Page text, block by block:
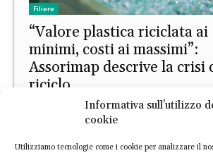
Informativa sull'utilizzo
cookie
Utilizziamo tecnologie come i cookie per analizzare il
Filiere
“Valore plastica riciclata ai
minimi, costi ai massimi”:
Assorimap descrive la crisi
riciclo
Daniele Di Stefano - 11 Giugno 2026